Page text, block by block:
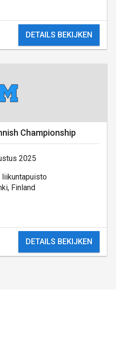
DETAILS BEKIJKEN
Championship
2025
liikuntapuisto
Finland
DETAILS BEKIJKEN